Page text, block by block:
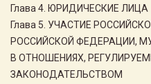
Глава 4. ЮРИДИЧЕСКИЕ ЛИЦА
Глава 5. УЧАСТИЕ
РОССИЙСКОЙ ФЕДЕРАЦИИ,
В ОТНОШЕНИЯХ,
ЗАКОНОДАТЕЛЬСТВОМ